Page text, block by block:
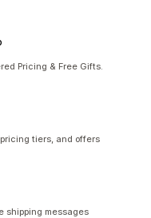
Pricing & Free Gifts.
tiers, and offers
shipping messages